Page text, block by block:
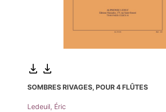
SOMBRES RIVAGES, POUR 4 FLÛTES
Ledeuil, Éric